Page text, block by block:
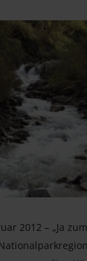
2012 – „Ja